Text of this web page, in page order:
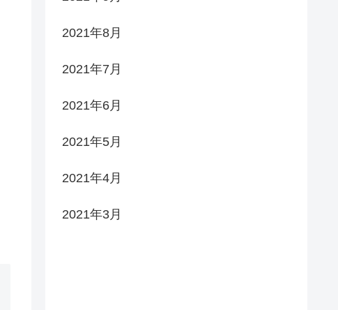
2021年8月
2021年7月
2021年6月
2021年5月
2021年4月
2021年3月